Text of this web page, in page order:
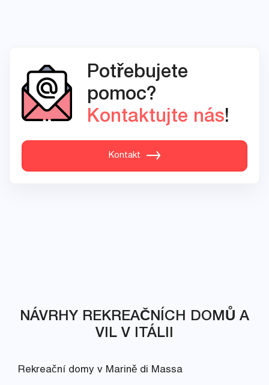
Potřebujete
pomoc?
Kontaktujte nás!
Kontakt
NÁVRHY REKREAČNÍCH DOMŮ A
VIL V ITÁLII
Rekreační domy v Marině di Massa